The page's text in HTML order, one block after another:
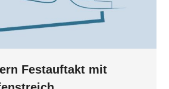
Festauftakt mit